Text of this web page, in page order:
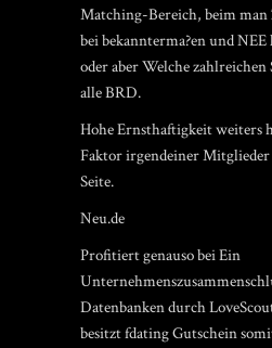
Matching-Bereich, beim man
bei bekannterma?en und
oder aber Welche
alle BRD.
Hohe Ernsthaftigkeit weiters
Faktor irgendeiner
Seite.
Neu.de
Profitiert genauso bei Ein
Datenbanken durch
besitztfdating Gutschein